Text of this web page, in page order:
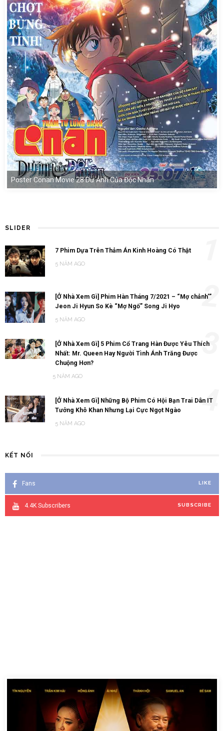
Poster Conan Movie 28 Dư Ảnh Của Độc Nhãn
SLIDER
7 Phim Dựa Trên Thảm Án Kinh Hoàng Có Thật
5 NĂM AGO
[Ở Nhà Xem Gì] Phim Hàn Tháng 7/2021 – “Mợ chảnh'”
Jeon Ji Hyun So Kè “Mợ Ngố” Song Ji Hyo
5 NĂM AGO
2
[Ở Nhà Xem Gì] 5 Phim Cổ Trang Hàn Được Yêu Thích
Nhất: Mr. Queen Hay Người Tình Ánh Trăng Được
Chuộng Hơn?
5 NĂM AGO
3
[Ở Nhà Xem Gì] Những Bộ Phim Có Hội Bạn Trai Dân IT
Tưởng Khô Khan Nhưng Lại Cực Ngọt Ngào
5 NĂM AGO
4
KẾT NỐI
Fans LIKE
4.4K Subscribers SUBSCRIBE